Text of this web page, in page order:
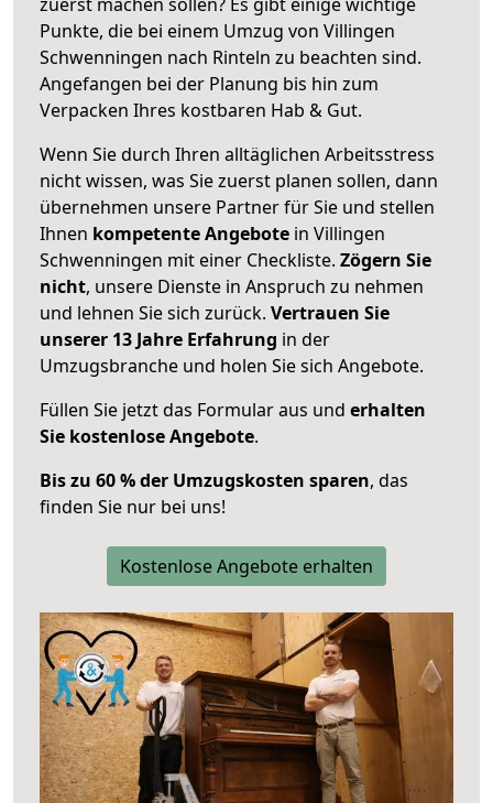
Punkte, die bei einem Umzug von Villingen
Schwenningen nach Rinteln zu beachten sind.
Angefangen bei der Planung bis hin zum
Verpacken Ihres kostbaren Hab & Gut.
Wenn Sie durch Ihren alltäglichen Arbeitsstress
nicht wissen, was Sie zuerst planen sollen, dann
übernehmen unsere Partner für Sie und stellen
Ihnen kompetente Angebote in Villingen
Schwenningen mit einer Checkliste. Zögern Sie
nicht, unsere Dienste in Anspruch zu nehmen
und lehnen Sie sich zurück. Vertrauen Sie
unserer 13 Jahre Erfahrung in der
Umzugsbranche und holen Sie sich Angebote.
Füllen Sie jetzt das Formular aus und erhalten
Sie kostenlose Angebote.
Bis zu 60 % der Umzugskosten sparen, das
finden Sie nur bei uns!
Kostenlose Angebote erhalten